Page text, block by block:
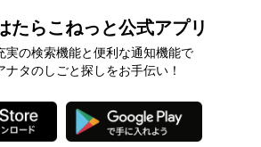
たらこねっと公式アプリ
実の検索機能と便利な通知機能で
ナタのしごと探しをお手伝い！